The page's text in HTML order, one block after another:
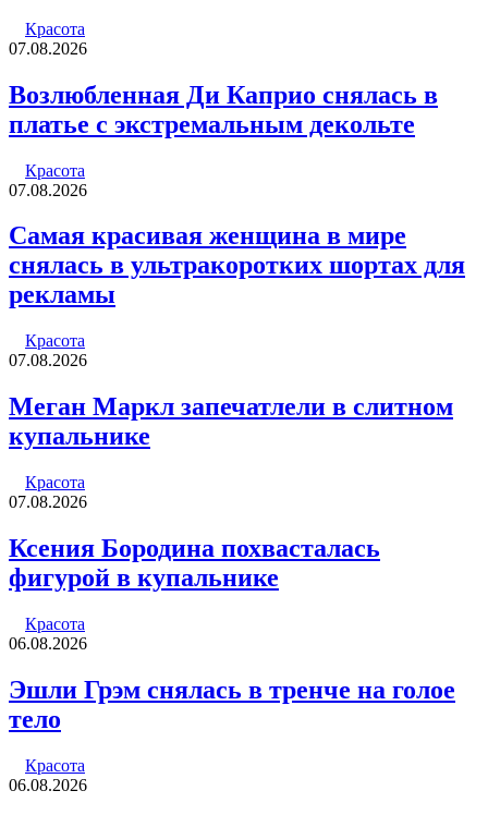
Красота
07.08.2026
Возлюбленная Ди Каприо снялась в
платье с экстремальным декольте
Красота
07.08.2026
Самая красивая женщина в мире
снялась в ультракоротких шортах для
рекламы
Красота
07.08.2026
Меган Маркл запечатлели в слитном
купальнике
Красота
07.08.2026
Ксения Бородина похвасталась
фигурой в купальнике
Красота
06.08.2026
Эшли Грэм снялась в тренче на голое
тело
Красота
06.08.2026